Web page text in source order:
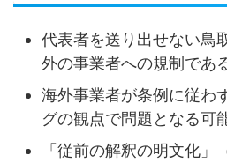
代表者を送り出せない鳥
外の事業者への規制であ
海外事業者が条例に従わ
グの観点で問題となる可
「従前の解釈の明文化